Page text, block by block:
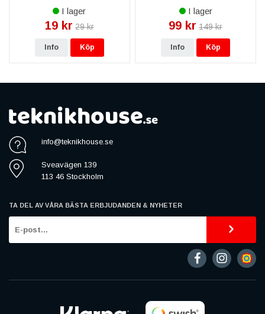
I lager
19 kr 29 kr
Info Köp
I lager
99 kr 149 kr
Info Köp
info@teknikhouse.se
Sveavägen 139
113 46 Stockholm
TA DEL AV VÅRA BÄSTA ERBJUDANDEN & NYHETER